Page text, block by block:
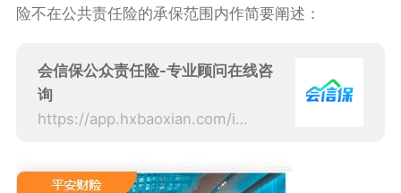
险不在公共责任险的承保范围内作简要阐述：
会信保公众责任险-专业顾问在线咨
询
https://app.hxbaoxian.com/insurance?p=1&l=20&t=1&c=0&sourceType=web